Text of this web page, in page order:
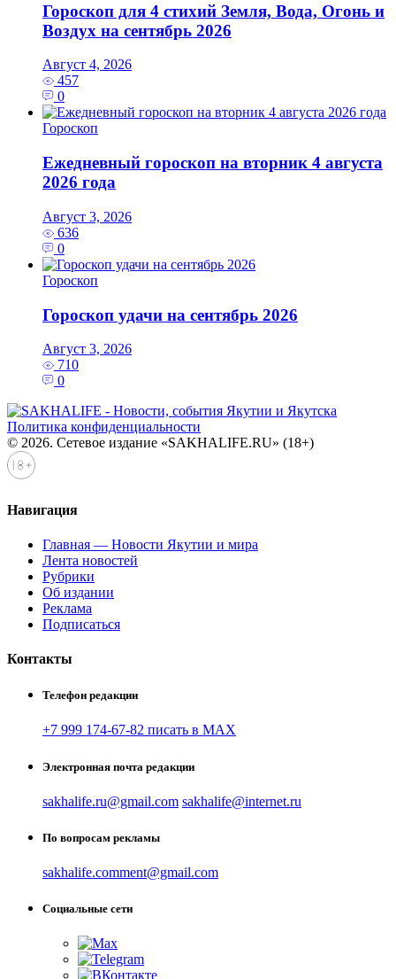
Гороскоп для 4 стихий Земля, Вода, Огонь и
Воздух на сентябрь 2026
Август 4, 2026
457
0
Гороскоп
Ежедневный гороскоп на вторник 4 августа
2026 года
Август 3, 2026
636
0
Гороскоп
Гороскоп удачи на сентябрь 2026
Август 3, 2026
710
0
Политика конфиденциальности
© 2026. Сетевое издание «SAKHALIFE.RU» (18+)
Навигация
Главная — Новости Якутии и мира
Лента новостей
Рубрики
Об издании
Реклама
Подписаться
Контакты
Телефон редакции
+7 999 174-67-82 писать в MAX
Электронная почта редакции
sakhalife.ru@gmail.com sakhalife@internet.ru
По вопросам рекламы
sakhalife.comment@gmail.com
Социальные сети